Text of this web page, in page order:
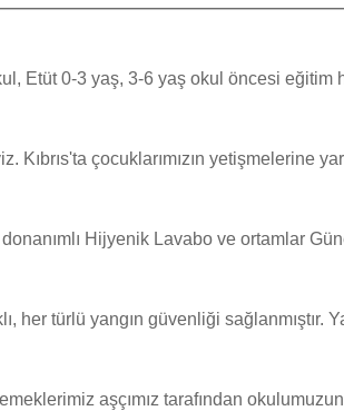
Etüt 0-3 yaş, 3-6 yaş okul öncesi eğitim
çocuklarımızın yetişmelerine
Hijyenik Lavabo ve ortamlar
türlü yangın güvenliği sağlanmıştır.
aşçımız tarafından okulumuzun